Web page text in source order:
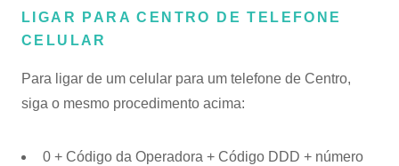
LIGAR PARA CENTRO DE TELEFONE
CELULAR
Para ligar de um celular para um telefone de Centro,
siga o mesmo procedimento acima:
0 + Código da Operadora + Código DDD + número